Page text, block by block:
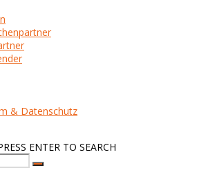
& Datenschutz
ENTER TO SEARCH